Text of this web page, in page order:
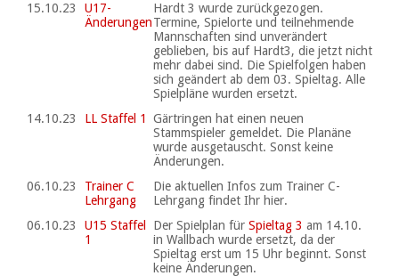
15.10.23
U17-
Änderungen
Hardt 3 wurde zurückgezogen.
Termine, Spielorte und teilnehmende
Mannschaften sind unverändert
geblieben, bis auf Hardt3, die jetzt nicht
mehr dabei sind. Die Spielfolgen haben
sich geändert ab dem 03. Spieltag. Alle
Spielpläne wurden ersetzt.
14.10.23
LL Staffel 1
Gärtringen hat einen neuen
Stammspieler gemeldet. Die Planäne
wurde ausgetauscht. Sonst keine
Änderungen.
06.10.23
Trainer C
Lehrgang
Die aktuellen Infos zum Trainer C-
Lehrgang findet Ihr hier.
06.10.23
U15 Staffel
1
Der Spielplan für Spieltag 3 am 14.10.
in Wallbach wurde ersetzt, da der
Spieltag erst um 15 Uhr beginnt. Sonst
keine Änderungen.